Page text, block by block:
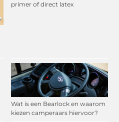
primer of direct latex
Wat is een Bearlock en waarom
kiezen camperaars hiervoor?